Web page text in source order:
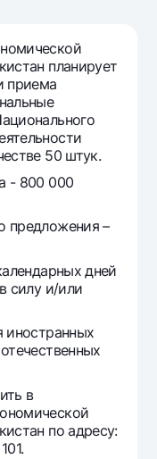
данных
планирует
приема
50 штук.
- 800 000
предложения –
дней
силу и/или
иностранных
в
по адресу: